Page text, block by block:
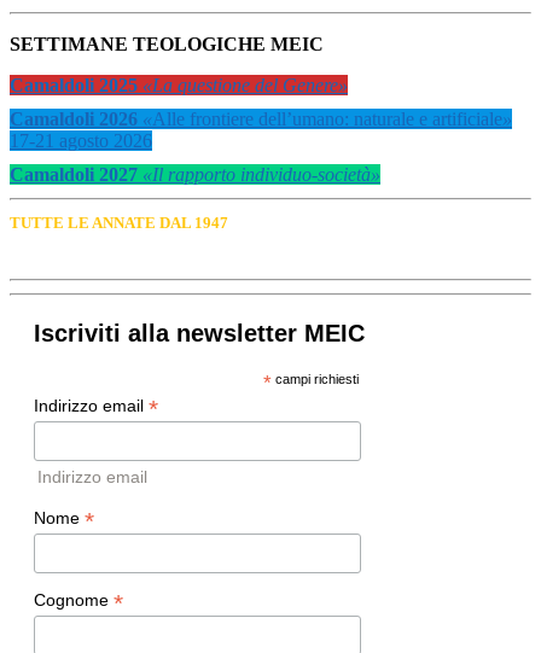
SETTIMANE TEOLOGICHE MEIC
Camaldoli 2025 «La questione del Genere»
Camaldoli 2026 «Alle frontiere dell’umano: naturale e artificiale»
17-21 agosto 2026
Camaldoli 2027 «Il rapporto individuo-società»
TUTTE LE ANNATE DAL 1947
Iscriviti alla newsletter MEIC
*campi richiesti
Indirizzo email *
Indirizzo email
Nome *
Cognome *